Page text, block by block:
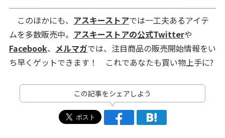
このほかにも、 アスキーストアでは一工夫あるアイテ
ムを多数販売中。 アスキーストアの公式Twitterや
Facebook、 メルマガでは、注目商品の販売開始情報をい
ち早くゲットできます！ これであなたも買い物上手に?
この記事をシェアしよう